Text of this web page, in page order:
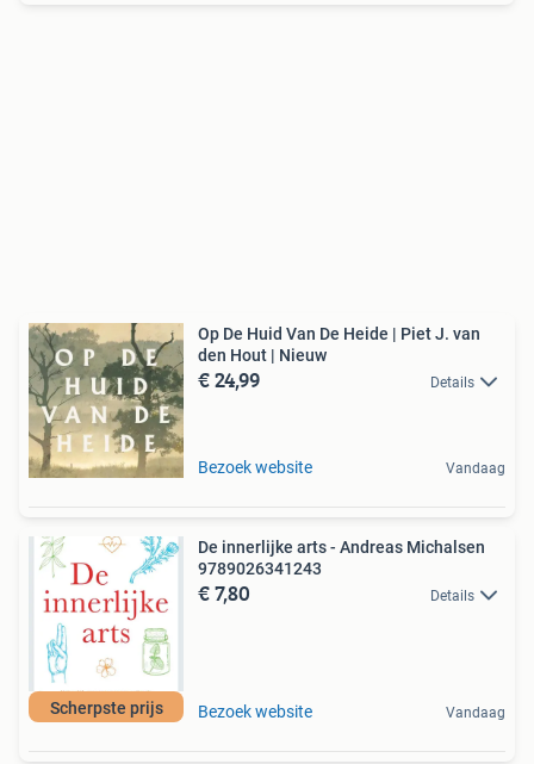
Op De Huid Van De Heide | Piet J. van
den Hout | Nieuw
€ 24,99 Details
Bezoek website Vandaag
Scherpste prijs
De innerlijke arts - Andreas Michalsen
9789026341243
€ 7,80 Details
Bezoek website Vandaag